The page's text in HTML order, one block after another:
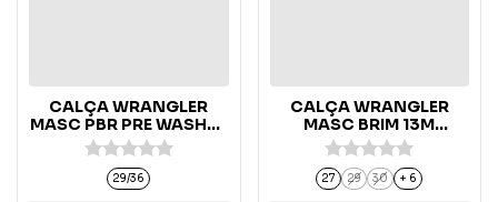
CALÇA WRANGLER
MASC PBR PRE WASHED
- 26P480236
29/36
CALÇA WRANGLER
MASC BRIM 13M
WESTERN -
13MWZTN36KA
27 29 30 + 6